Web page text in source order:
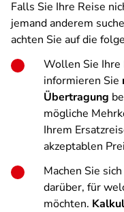
Falls Sie Ihre Reise
jemand anderem
achten Sie auf die
Wollen Sie Ihre
informieren Sie
Übertragung
mögliche
Ihrem
akzeptablen
Machen Sie
darüber, für
möchten.